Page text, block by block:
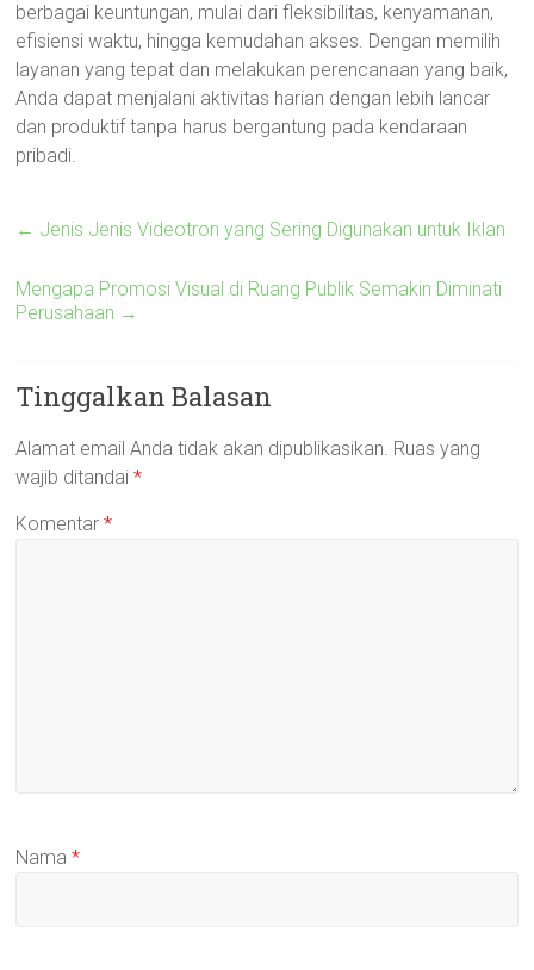
berbagai keuntungan, mulai dari fleksibilitas, kenyamanan,
efisiensi waktu, hingga kemudahan akses. Dengan memilih
layanan yang tepat dan melakukan perencanaan yang baik,
Anda dapat menjalani aktivitas harian dengan lebih lancar
dan produktif tanpa harus bergantung pada kendaraan
pribadi.
← Jenis Jenis Videotron yang Sering Digunakan untuk Iklan
Mengapa Promosi Visual di Ruang Publik Semakin Diminati
Perusahaan →
Tinggalkan Balasan
Alamat email Anda tidak akan dipublikasikan. Ruas yang
wajib ditandai*
Komentar*
Nama*